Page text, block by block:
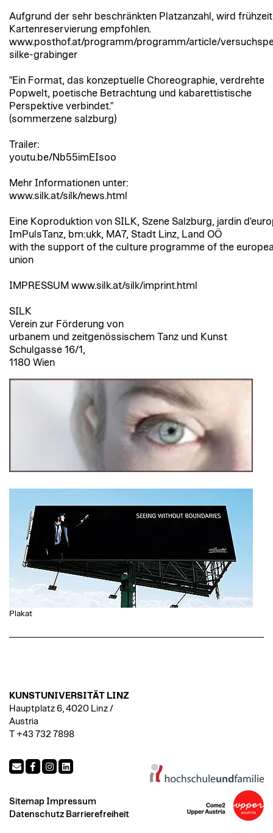
Aufgrund der sehr beschränkten Platzanzahl, wird
Kartenreservierung empfohlen.
www.posthof.at/programm/programm/article/
silke-grabinger
"Ein Format, das konzeptuelle Choreographie, verdrehte
Popwelt, poetische Betrachtung und kabarettistische
Perspektive verbindet."
(sommerzene salzburg)
Trailer:
youtu.be/Nb55imEIsoo
Mehr Informationen unter:
www.silk.at/silk/news.html
Eine Koproduktion von SILK, Szene Salzburg, jardin
ImPulsTanz, bm:ukk, MA7, Stadt Linz, Land OÖ
with the support of the culture programme of the
union
IMPRESSUM www.silk.at/silk/imprint.html
SILK
Verein zur Förderung von
urbanem und zeitgenössischem Tanz und Kunst
Schulgasse 16/1,
1180 Wien
Plakat
KUNSTUNIVERSITÄT LINZ
Hauptplatz 6, 4020 Linz /
Austria
T +43 732 7898
Sitemap Impressum
Datenschutz Barrierefreiheit